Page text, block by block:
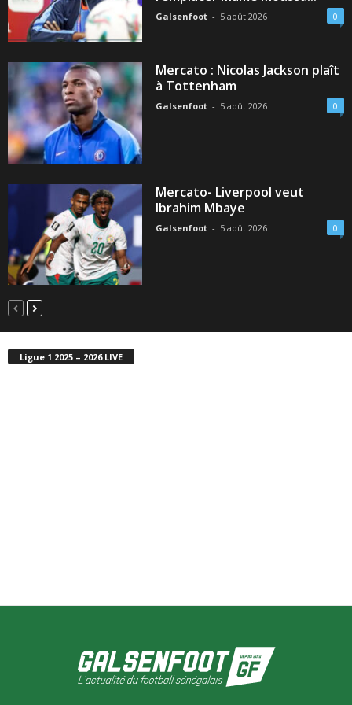
Galsenfoot - 5 août 2026 0
Mercato : Nicolas Jackson plaît
à Tottenham
Galsenfoot - 5 août 2026 0
Mercato- Liverpool veut
Ibrahim Mbaye
Galsenfoot - 5 août 2026 0
Ligue 1 2025 – 2026 LIVE